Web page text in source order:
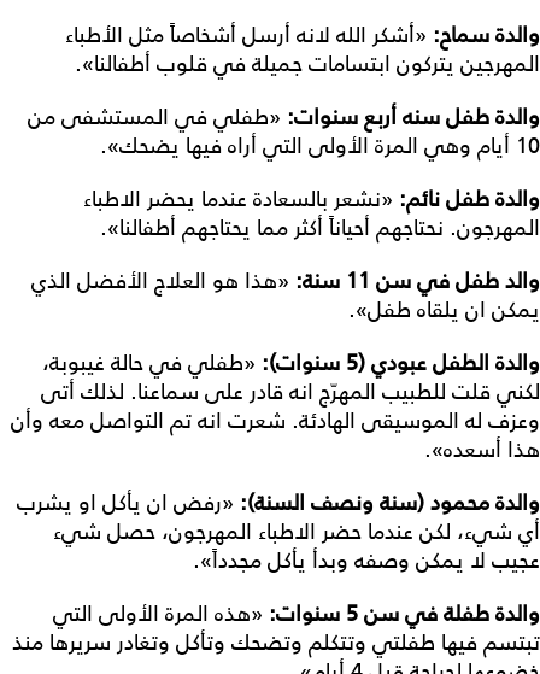
والدةسماح: «أشكر الله لانه أرسل أشخاصاً مثل الأطباء
المهرجين يتركون ابتسامات جميلة في قلوب أطفالنا».
والدةطفلسنهأربعسنوات: «طفلي في المستشفى من
10 أيام وهي المرة الأولى التي أراه فيها يضحك».
والدةطفلنائم: «نشعر بالسعادة عندما يحضر الاطباء
المهرجون. نحتاجهم أحياناً أكثر مما يحتاجهم أطفالنا».
والدطفلفيسن سنة: «هذا هو العلاج الأفضل الذي
يمكن ان يلقاه طفل».
والدة الطفلعبودي(5 سنوات): «طفلي في حالة غيبوبة،
لكني قلت للطبيب المهرّج انه قادر على سماعنا. لذلك أتى
وعزف له الموسيقى الهادئة. شعرت انه تم التواصل معه وأن
هذا أسعده».
والدةمحمود(سنة ونصف السنة): «رفض ان يأكل او يشرب
أي شيء، لكن عندما حضر الاطباء المهرجون، حصل شيء
عجيب لا يمكن وصفه وبدأ يأكل مجدداً».
والدةطفلةفيسن سنوات: «هذه المرة الأولى التي
تبتسم فيها طفلتي وتتكلم وتضحك وتأكل وتغادر سريرها منذ